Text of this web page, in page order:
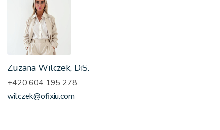
Zuzana Wilczek, DiS.
+420 604 195 278
wilczek@ofixiu.com